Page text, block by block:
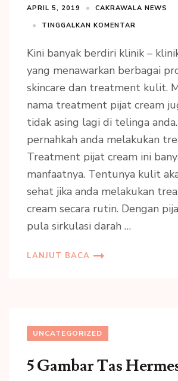
APRIL 5, 2019
CAKRAWALA NEWS
TINGGALKAN KOMENTAR
Kini banyak berdiri klinik –
yang menawarkan berbagai
skincare dan treatment kulit.
nama treatment pijat cream
tidak asing lagi di telinga
pernahkah anda melakukan
Treatment pijat cream ini
manfaatnya. Tentunya kulit
sehat jika anda melakukan
cream secara rutin. Dengan
pula sirkulasi darah …
LANJUT BACA
UNCATEGORIZED
5 Gambar Tas